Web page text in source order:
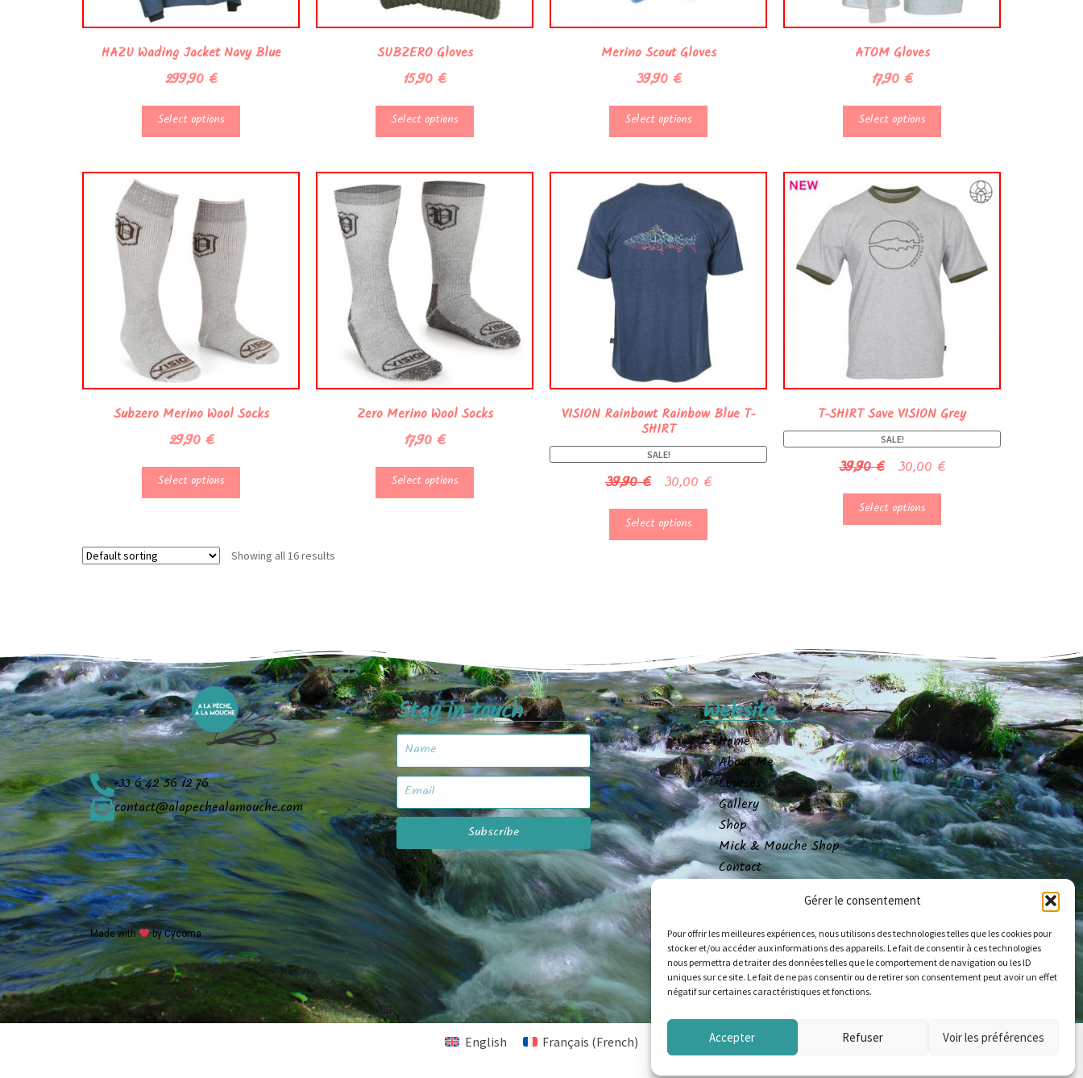
Gérer le consentement
Pour offrir les meilleures expériences, nous utilisons des technologies telles que les cookies pour
stocker et/ou accéder aux informations des appareils. Le fait de consentir à ces technologies
nous permettra de traiter des données telles que le comportement de navigation ou les ID
uniques sur ce site. Le fait de ne pas consentir ou de retirer son consentement peut avoir un effet
négatif sur certaines caractéristiques et fonctions.
Accepter Refuser Voir les préférences
HAZU Wading Jacket Navy Blue
299,90 €
Select options
SUBZERO Gloves
15,90 €
Select options
Merino Scout Gloves
39,90 €
Select options
ATOM Gloves
17,90 €
Select options
Subzero Merino Wool Socks
29,90 €
Select options
Zero Merino Wool Socks
17,90 €
Select options
VISION Rainbowt Rainbow Blue T-
SHIRT
SALE!
39,90€ 30,00€
Select options
T-SHIRT Save VISION Grey
SALE!
39,90€ 30,00€
Select options
Showing all 16 results
+33 6 42 56 12 76
contact@alapechealamouche.com
Made with by Cycoma
Stay in touch
Subscribe
Website
Home
About Me
Courses
Gallery
Shop
Mick & Mouche Shop
Contact
© Copyright 2024 alapechealamouche.com
English Français (French)